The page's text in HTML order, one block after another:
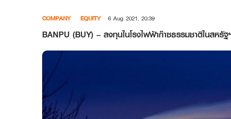
COMPANY EQUITY 6 Aug 2021, 20:39
BANPU (BUY) – ลงทุนในโรงไฟฟ้าก๊าซธรรมชาติในสห